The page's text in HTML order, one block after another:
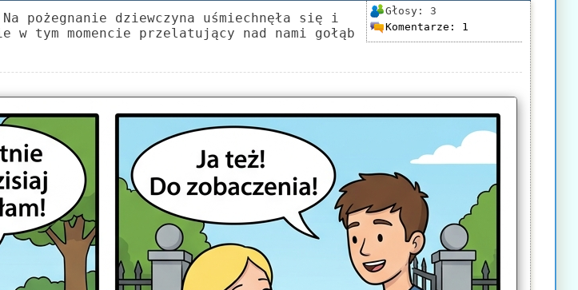
Głosy: 3
Komentarze: 1
pożegnanie dziewczyna uśmiechnęła się i
tym momencie przelatujący nad nami gołąb